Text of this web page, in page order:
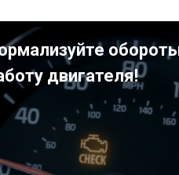
двигателя!